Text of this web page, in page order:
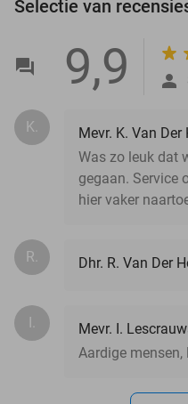
Selectie van
9,9
K.
Mevr. K. Van Der
Was zo leuk dat
gegaan. Service
hier vaker
R. Dhr. R. Van Der
I.
Mevr. I.
Aardige mensen,